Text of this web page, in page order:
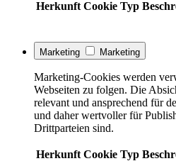
Herkunft Cookie Typ
Marketing Marketing
Marketing-Cookies werden
Webseiten zu folgen. Die
relevant und ansprechend für
und daher wertvoller für
Drittparteien sind.
Herkunft Cookie Typ